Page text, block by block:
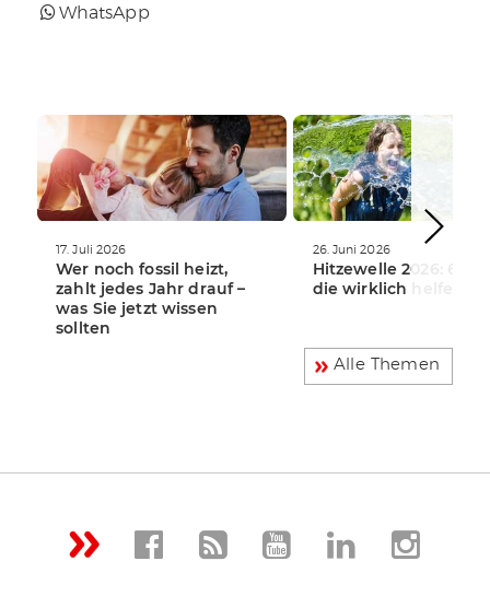
WhatsApp
WEITERLESEN
17. Juli 2026
Wer noch fossil heizt,
zahlt jedes Jahr drauf –
was Sie jetzt wissen
sollten
WEITERLESEN
26. Juni 2026
Hitzewelle 2026: 6
die wirklich helfen
Alle Themen